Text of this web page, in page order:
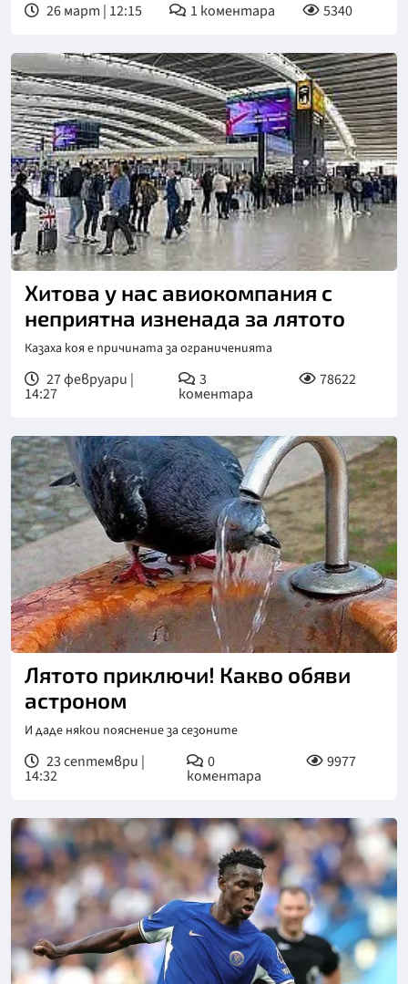
26 март | 12:15 1 коментара 5340
Хитова у нас авиокомпания с
неприятна изненада за лятото
Казаха коя е причината за ограниченията
27 февруари |
14:27
3
коментара
78622
Лятото приключи! Какво обяви
астроном
И даде някои пояснение за сезоните
23 септември |
14:32
0
коментара
9977